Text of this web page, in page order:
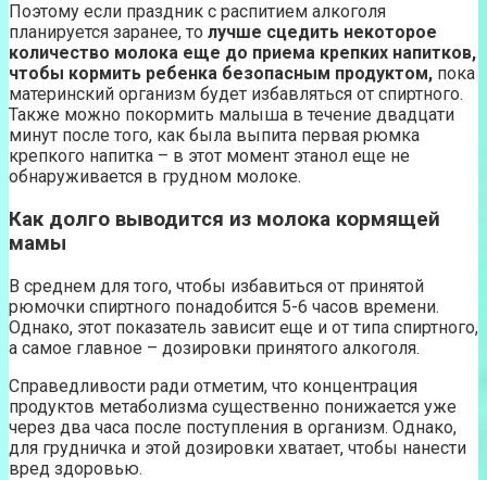
Поэтому если праздник с распитием алкоголя
планируется заранее, то лучше сцедить некоторое
количество молока еще до приема крепких напитков,
чтобы кормить ребенка безопасным продуктом, пока
материнский организм будет избавляться от спиртного.
Также можно покормить малыша в течение двадцати
минут после того, как была выпита первая рюмка
крепкого напитка – в этот момент этанол еще не
обнаруживается в грудном молоке.
Как долго выводится из молока кормящей
мамы
В среднем для того, чтобы избавиться от принятой
рюмочки спиртного понадобится 5-6 часов времени.
Однако, этот показатель зависит еще и от типа спиртного,
а самое главное – дозировки принятого алкоголя.
Справедливости ради отметим, что концентрация
продуктов метаболизма существенно понижается уже
через два часа после поступления в организм. Однако,
для грудничка и этой дозировки хватает, чтобы нанести
вред здоровью.